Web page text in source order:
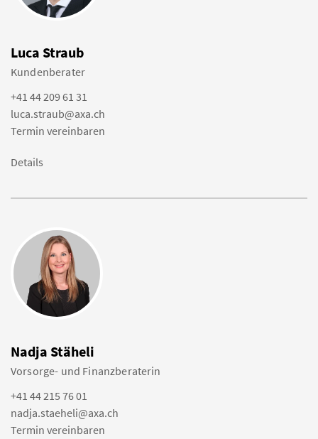
Luca Straub
Kundenberater
+41 44 209 61 31
luca.straub@axa.ch
Termin vereinbaren
Details
Nadja Stäheli
Vorsorge- und Finanzberaterin
+41 44 215 76 01
nadja.staeheli@axa.ch
Termin vereinbaren